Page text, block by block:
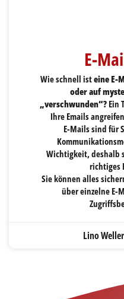
E-
Wie schnell isteine E-
oder auf
„verschwunden“?Ein
Ihre Emails
E-Mails sind für
Wichtigkeit, deshalb
richtiges
Sie können alles
über einzelne E-
Lino Weller